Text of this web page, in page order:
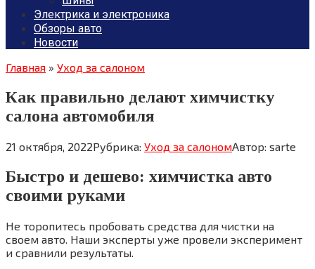
Электрика и электроника
Обзоры авто
Новости
Главная » Уход за салоном
Как правильно делают химчистку
салона автомобиля
21 октября, 2022Рубрика: Уход за салономАвтор: sarte
Быстро и дешево: химчистка авто
своими руками
Не торопитесь пробовать средства для чистки на
своем авто. Наши эксперты уже провели эксперимент
и сравнили результаты.